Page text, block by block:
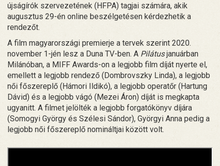
újságírók szervezetének (HFPA) tagjai számára, akik
augusztus 29-én online beszélgetésen kérdezhetik a
rendezőt.
A film magyarországi premierje a tervek szerint 2020.
november 1-jén lesz a Duna TV-ben. A Pilátusjanuárban
Milánóban, a MIFF Awards-on a legjobb film díját nyerte el,
emellett a legjobb rendező (Dombrovszky Linda), a legjobb
női főszereplő (Hámori Ildikó), a legjobb operatőr (Hartung
Dávid) és a legjobb vágó (Mezei Áron) díját is megkapta
ugyanitt. A filmet jelölték a legjobb forgatókönyv díjára
(Somogyi György és Szélesi Sándor), Györgyi Anna pedig a
legjobb női főszereplő nomináltjai között volt.